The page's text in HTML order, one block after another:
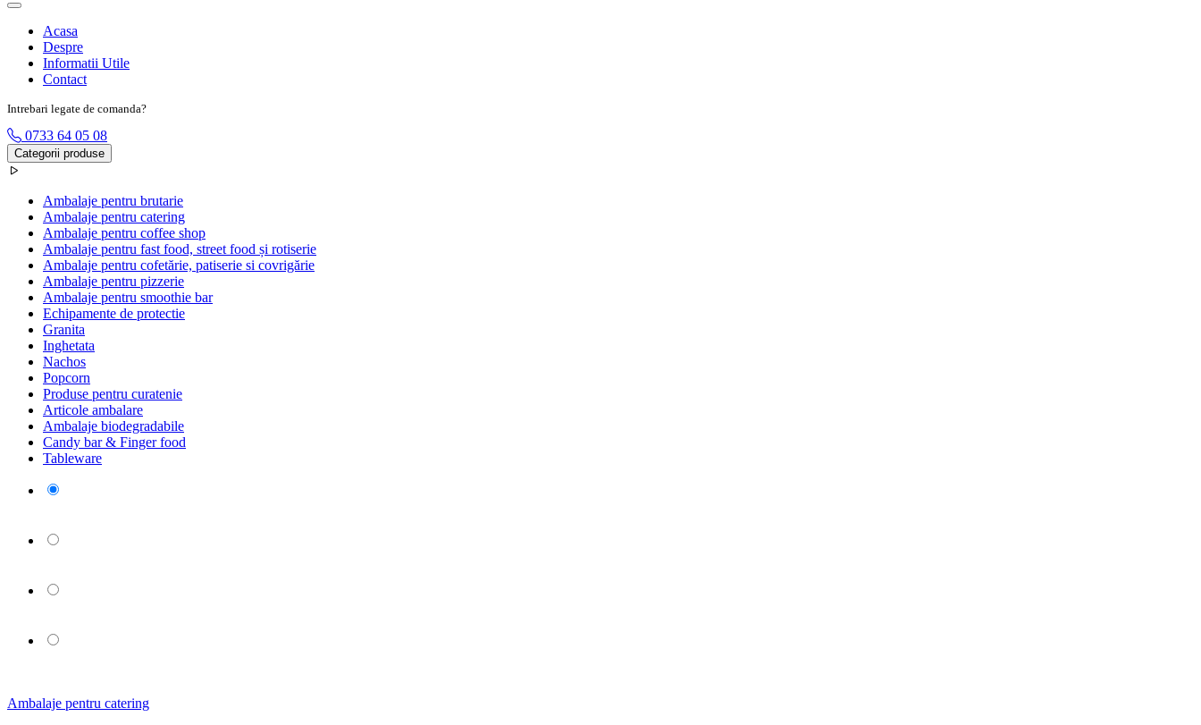
Acasa
Despre
Informatii Utile
Contact
Intrebari legate de comanda?
0733 64 05 08
Categorii produse
Ambalaje pentru brutarie
Ambalaje pentru catering
Ambalaje pentru coffee shop
Ambalaje pentru fast food, street food și rotiserie
Ambalaje pentru cofetărie, patiserie si covrigărie
Ambalaje pentru pizzerie
Ambalaje pentru smoothie bar
Echipamente de protectie
Granita
Inghetata
Nachos
Popcorn
Produse pentru curatenie
Articole ambalare
Ambalaje biodegradabile
Candy bar & Finger food
Tableware
Ambalaje pentru catering